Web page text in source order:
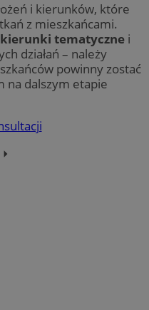
i kierunków, które
z mieszkańcami.
tematyczne i
działań – należy
powinny zostać
na dalszym etapie
⏵︎